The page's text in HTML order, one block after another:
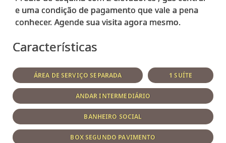
e uma condição de pagamento que vale a pena
Características
ÁREA DE SERVIÇO SEPARADA 1 SUÍTE
ANDAR INTERMEDIÁRIO
BANHEIRO SOCIAL
BOX SEGUNDO PAVIMENTO